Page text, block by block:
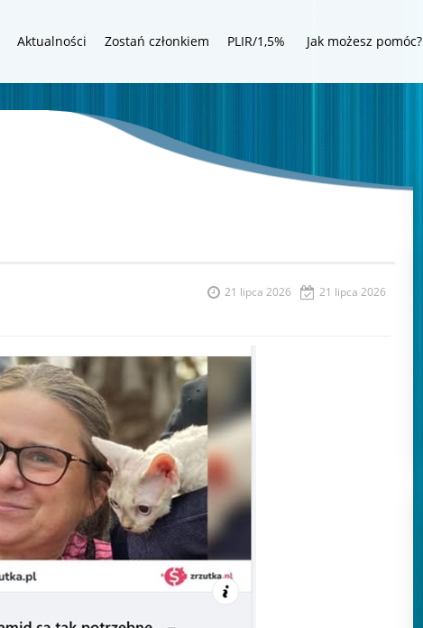
Aktualności Zostań członkiem PLIR/1,5% Jak możesz pomóc?
21 lipca 2026
21 lipca 2026